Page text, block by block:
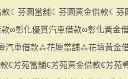
款☾芬園當舖☾芬園黃金借款☾芬
∞彰化優質汽車借款∞彰化黃金
汽車借款⁂花壇當舖⁂花壇黃金
€芳苑當舖€芳苑黃金借款€芳苑